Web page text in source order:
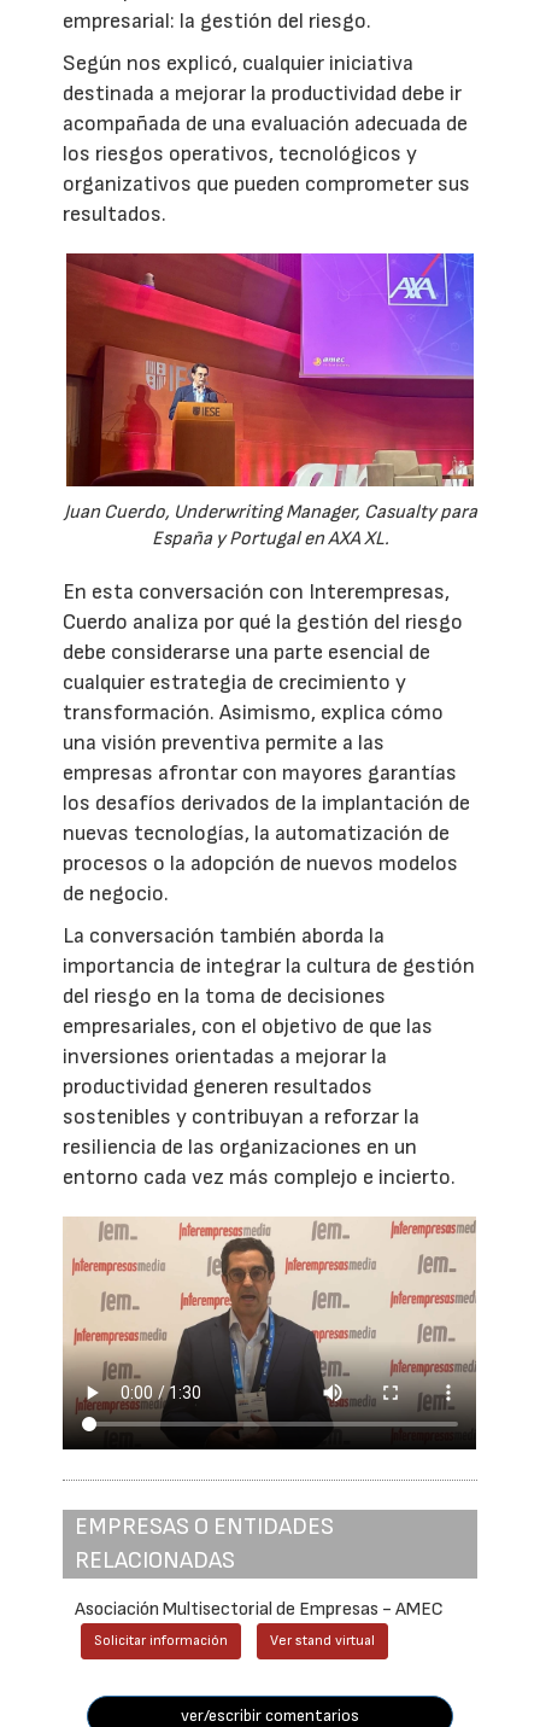
empresarial: la gestión del riesgo.
Según nos explicó, cualquier iniciativa
destinada a mejorar la productividad debe ir
acompañada de una evaluación adecuada de
los riesgos operativos, tecnológicos y
organizativos que pueden comprometer sus
resultados.
Juan Cuerdo, Underwriting Manager, Casualty para
España y Portugal en AXA XL.
En esta conversación con Interempresas,
Cuerdo analiza por qué la gestión del riesgo
debe considerarse una parte esencial de
cualquier estrategia de crecimiento y
transformación. Asimismo, explica cómo
una visión preventiva permite a las
empresas afrontar con mayores garantías
los desafíos derivados de la implantación de
nuevas tecnologías, la automatización de
procesos o la adopción de nuevos modelos
de negocio.
La conversación también aborda la
importancia de integrar la cultura de gestión
del riesgo en la toma de decisiones
empresariales, con el objetivo de que las
inversiones orientadas a mejorar la
productividad generen resultados
sostenibles y contribuyan a reforzar la
resiliencia de las organizaciones en un
entorno cada vez más complejo e incierto.
EMPRESAS O ENTIDADES
RELACIONADAS
Asociación Multisectorial de Empresas - AMEC
Solicitar información Ver stand virtual
ver/escribir comentarios